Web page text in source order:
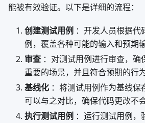
能被有效验证。以下是详细的流程：
创建测试用例 ：开发人员根据代
例，覆盖各种可能的输入和预期输
审查 ：对测试用例进行审查，确
重要的场景，并且符合预期的行为
基线化 ：将测试用例作为基线
可以与之对比，确保代码更改不
执行测试用例 ：运行测试用例